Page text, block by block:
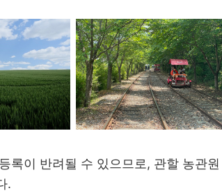
록이 반려될 수 있으므로, 관할 농관원
.